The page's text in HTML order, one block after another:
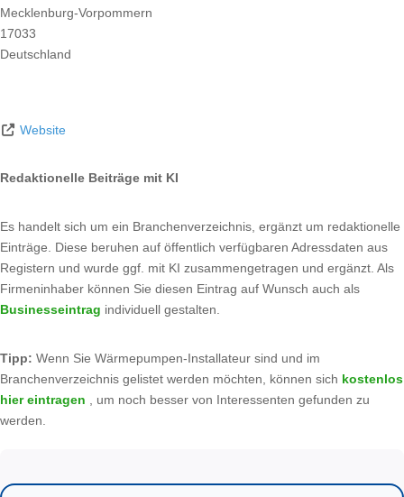
Mecklenburg-Vorpommern
17033
Deutschland
Website
Redaktionelle Beiträge mit KI
Es handelt sich um ein Branchenverzeichnis, ergänzt um redaktionelle
Einträge. Diese beruhen auf öffentlich verfügbaren Adressdaten aus
Registern und wurde ggf. mit KI zusammengetragen und ergänzt. Als
Firmeninhaber können Sie diesen Eintrag auf Wunsch auch als
Businesseintrag individuell gestalten.
Tipp: Wenn Sie Wärmepumpen-Installateur sind und im
Branchenverzeichnis gelistet werden möchten, können sich kostenlos
hier eintragen , um noch besser von Interessenten gefunden zu
werden.